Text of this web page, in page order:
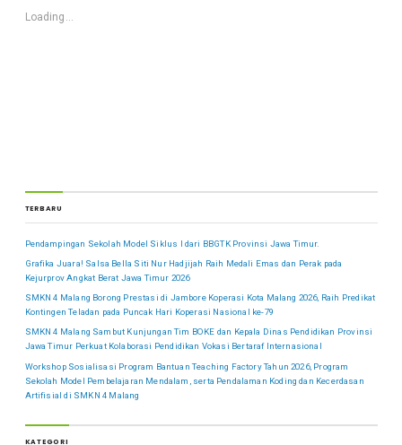
Loading...
TERBARU
Pendampingan Sekolah Model Siklus I dari BBGTK Provinsi Jawa Timur.
Grafika Juara! Salsa Bella Siti Nur Hadjijah Raih Medali Emas dan Perak pada
Kejurprov Angkat Berat Jawa Timur 2026
SMKN 4 Malang Borong Prestasi di Jambore Koperasi Kota Malang 2026, Raih Predikat
Kontingen Teladan pada Puncak Hari Koperasi Nasional ke-79
SMKN 4 Malang Sambut Kunjungan Tim BOKE dan Kepala Dinas Pendidikan Provinsi
Jawa Timur Perkuat Kolaborasi Pendidikan Vokasi Bertaraf Internasional
Workshop Sosialisasi Program Bantuan Teaching Factory Tahun 2026, Program
Sekolah Model Pembelajaran Mendalam, serta Pendalaman Koding dan Kecerdasan
Artifisial di SMKN 4 Malang
KATEGORI